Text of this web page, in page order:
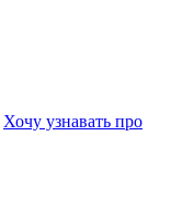
Хочу узнавать про